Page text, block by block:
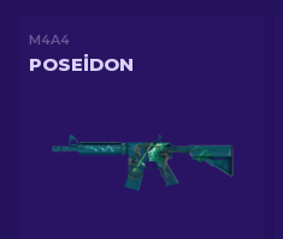
M4A4
POSEIDON